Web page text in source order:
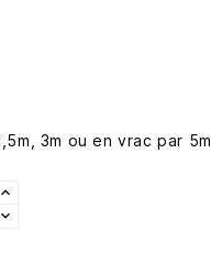
3m ou en vrac par 5m